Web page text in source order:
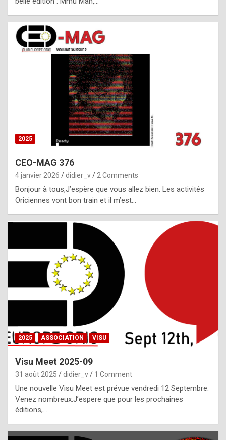
c
h
i
s
t
o
r
p
e
c
i
l
,
g
h
t
f
2025
CEO-MAG 376
4 janvier 2026 didier_v 2 Comments
Bonjour à tous,J’espère que vous allez bien. Les activités
Oriciennes vont bon train et il m’est…
2025 ASSOCIATION VISU
Visu Meet 2025-09
31 août 2025 didier_v 1 Comment
Une nouvelle Visu Meet est prévue vendredi 12 Septembre.
Venez nombreux.J’espere que pour les prochaines
éditions,…